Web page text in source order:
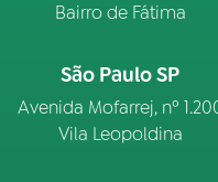
Bairro de Fátima
São Paulo SP
Avenida Mofarrej, nº
Vila Leopoldina